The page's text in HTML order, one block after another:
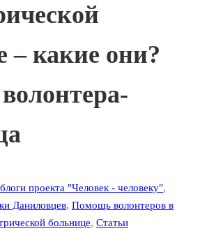
– какие они?
проекта "Человек - человеку",
Даниловцев, Помощь волонтеров в
больнице, Статьи